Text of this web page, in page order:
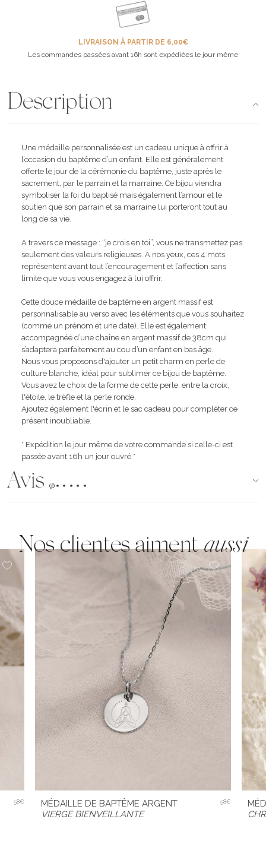
LIVRAISON À PARTIR DE 6,00€
Les commandes passées avant 16h sont expédiées le jour même
Description
Une médaille personnalisée est un cadeau unique à offrir à
l’occasion du baptême d’un enfant. Elle est généralement
offerte le jour de la cérémonie du baptême, juste après le
sacrement, par le parrain et la marraine. Ce bijou viendra
symboliser la foi du baptisé mais également l’amour et le
soutien que son parrain et sa marraine lui porteront tout au
long de sa vie.
A travers ce message : “je crois en toi”, vous ne transmettez pas
seulement des valeurs religieuses. A nos yeux, ces 4 mots
représentent avant tout l’encouragement et l’affection sans
limite que vous vous engagez à lui offrir.
Cette douce médaille de baptême en argent massif est
personnalisable au verso avec les éléments que vous souhaitez
(comme un prénom et une date). Elle est également
accompagnée d’une chaîne en argent massif de 38cm qui
s’adaptera parfaitement au cou d’un enfant en bas âge.
Nous vous proposons d'ajouter un petit charm en perle de
culture blanche, idéal pour sublimer ce bijou de baptême.
Vous avez le choix de la forme de cette perle, entre la croix,
l'étoile, le trèfle et la perle ronde.
Ajoutez également l'écrin et le sac cadeau pour compléter ce
présent inoubliable.
* Expédition le jour même de votre commande si celle-ci est
passée avant 16h un jour ouvré *
Avis (96)
Nos clientes aimentaussi
58€
MÉDAILLE DE BAPTÊME ARGENT
VIERGE BIENVEILLANTE
58€